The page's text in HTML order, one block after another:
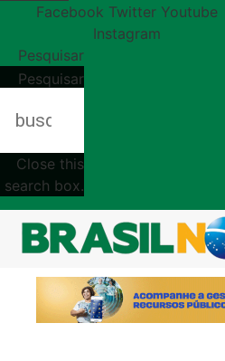
Facebook Twitter Youtube
Instagram
Pesquisar
Pesquisar
Close this
search box.